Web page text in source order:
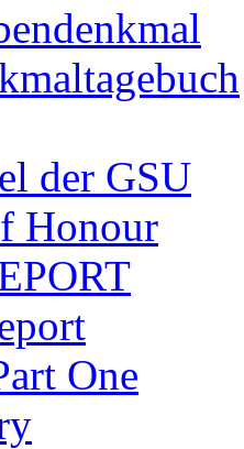
der GSU
Honour
One